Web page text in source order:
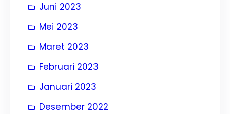
Juni 2023
Mei 2023
Maret 2023
Februari 2023
Januari 2023
Desember 2022